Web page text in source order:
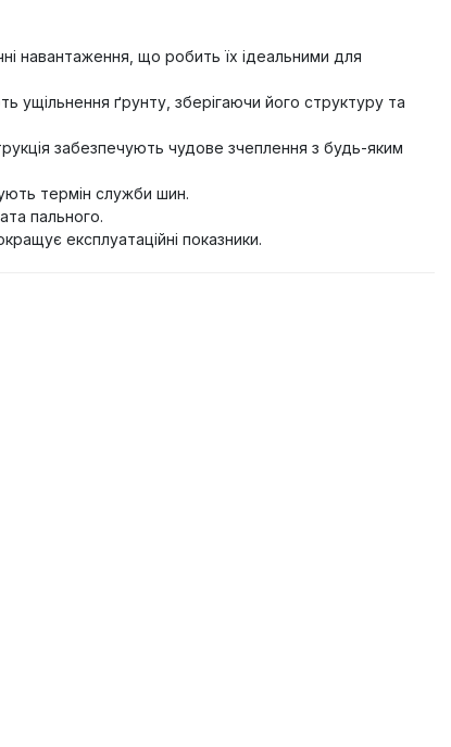
навантаження, що робить їх ідеальними для
ущільнення ґрунту, зберігаючи його структуру та
забезпечують чудове зчеплення з будь-яким
термін служби шин.
пального.
експлуатаційні показники.